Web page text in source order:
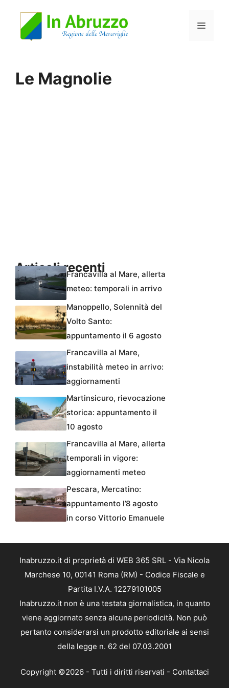
Menu
Le Magnolie
Articoli recentiFrancavilla al Mare, allerta
meteo: temporali in arrivo
Manoppello, Solennità del
Volto Santo:
appuntamento il 6 agosto
Francavilla al Mare,
instabilità meteo in arrivo:
aggiornamenti
Martinsicuro, rievocazione
storica: appuntamento il
10 agosto
Francavilla al Mare, allerta
temporali in vigore:
aggiornamenti meteo
Pescara, Mercatino:
appuntamento l’8 agosto
in corso Vittorio Emanuele
Inabruzzo.it di proprietà di WEB 365 SRL - Via Nicola
Marchese 10, 00141 Roma (RM) - Codice Fiscale e
Partita I.V.A. 12279101005
Inabruzzo.it non è una testata giornalistica, in quanto
viene aggiornato senza alcuna periodicità. Non può
pertanto considerarsi un prodotto editoriale ai sensi
della legge n. 62 del 07.03.2001
Copyright ©2026 - Tutti i diritti riservati - Contattaci